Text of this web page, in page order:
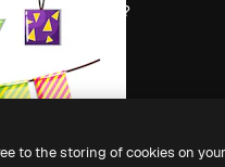
magnific.ai?
to the storing of cookies on